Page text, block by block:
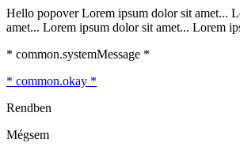
Hello popover Lorem ipsum dolor sit amet...
amet... Lorem ipsum dolor sit amet... Lorem
* common.systemMessage *
* common.okay *
Rendben
Mégsem